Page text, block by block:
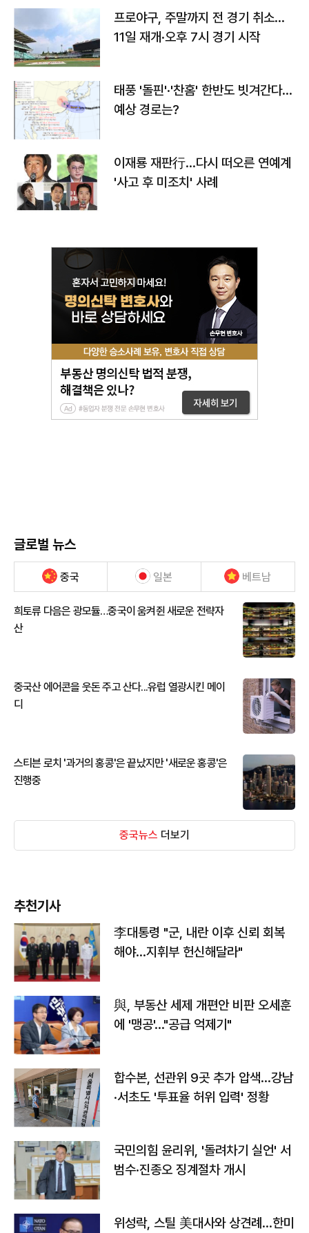
프로야구, 주말까지 전 경기 취소…
11일 재개·오후 7시 경기 시작
태풍 '돌핀'·'찬홈' 한반도 빗겨간다…
예상 경로는?
이재룡 재판行…다시 떠오른 연예계
'사고 후 미조치' 사례
글로벌 뉴스
중국 일본 베트남
희토류 다음은 광모듈…중국이 움켜쥔 새로운 전략자
산
중국산 에어콘을 웃돈 주고 산다...유럽 열광시킨 메이
디
스티븐 로치 '과거의 홍콩'은 끝났지만 '새로운 홍콩'은
진행중
중국뉴스 더보기
추천기사
李대통령 "군, 내란 이후 신뢰 회복
해야…지휘부 헌신해달라"
與, 부동산 세제 개편안 비판 오세훈
에 '맹공'…"공급 억제기"
합수본, 선관위 9곳 추가 압색…강남
·서초도 '투표율 허위 입력' 정황
국민의힘 윤리위, '돌려차기 실언' 서
범수·진종오 징계절차 개시
위성락, 스틸 美대사와 상견례…한미